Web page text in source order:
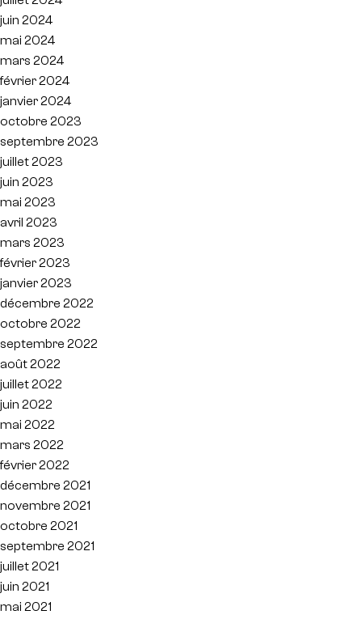
juin 2024
mai 2024
mars 2024
février 2024
janvier 2024
octobre 2023
septembre 2023
juillet 2023
juin 2023
mai 2023
avril 2023
mars 2023
février 2023
janvier 2023
décembre 2022
octobre 2022
septembre 2022
août 2022
juillet 2022
juin 2022
mai 2022
mars 2022
février 2022
décembre 2021
novembre 2021
octobre 2021
septembre 2021
juillet 2021
juin 2021
mai 2021